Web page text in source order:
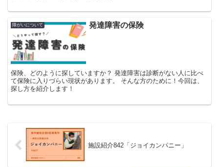
障がいについて 発達障害の保険
保険、どのように探していますか？ 発達障害は診断がない人に比べ
て保険に入りづらい現状があります。 そんな方のために！今回は、
探し方を紹介します！
施設紹介842「ジョイカンパニー」